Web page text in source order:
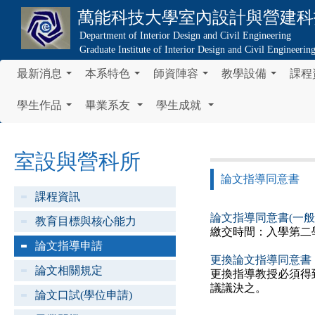
萬能科技大學室內設計與營建
Department of Interior Design and Civil Engineering
Graduate Institute of Interior Design and Civil
最新消息 本系特色 師資陣容 教學設備 課程
學生作品 畢業系友 學生成就
室設與營科所
課程資訊
教育目標與核心能力
論文指導申請
論文相關規定
論文口試(學位申請)
論文指導同意書
論文指導同意書(一
繳交時間：入學第
更換論文指導同意書
更換指導教授必須
議議決之。